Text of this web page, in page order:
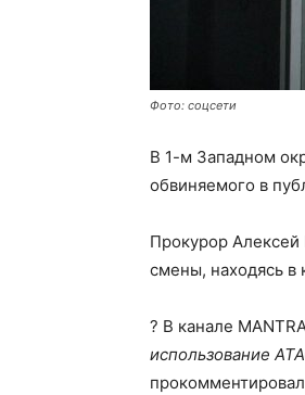
Фото: соцсети
В 1-м Западном
обвиняемого в
Прокурор Алексей
смены, находясь в
? В канале
использование